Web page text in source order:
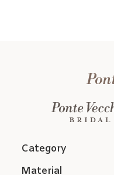
Category
Material